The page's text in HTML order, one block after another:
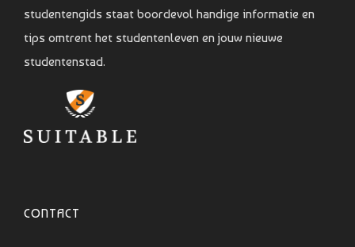
studentengids staat boordevol handige informatie en
tips omtrent het studentenleven en jouw nieuwe
studentenstad.
CONTACT